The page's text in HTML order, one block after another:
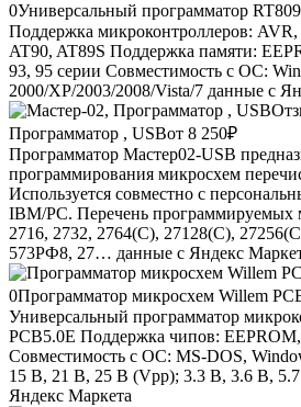
0Универсальный программатор
Поддержка микроконтроллеров:
AT90, AT89S Поддержка памяти:
93, 95 серии Совместимость с ОС:
2000/XP/2003/2008/Vista/7 данные с
Программатор , USBот 8 250₽
Программатор Мастер02-USB
программирования микросхем
Используется совместно с
IBM/PC. Перечень программируемых
2716, 2732, 2764(С), 27128(С),
573РФ8, 27… данные с Яндекс
0Программатор микросхем Willem
Универсальный программатор
PCB5.0E Поддержка чипов:
Совместимость с ОС: MS-DOS,
15 В, 21 В, 25 В (Vpp); 3.3 В, 3.6 В,
Яндекс Маркета